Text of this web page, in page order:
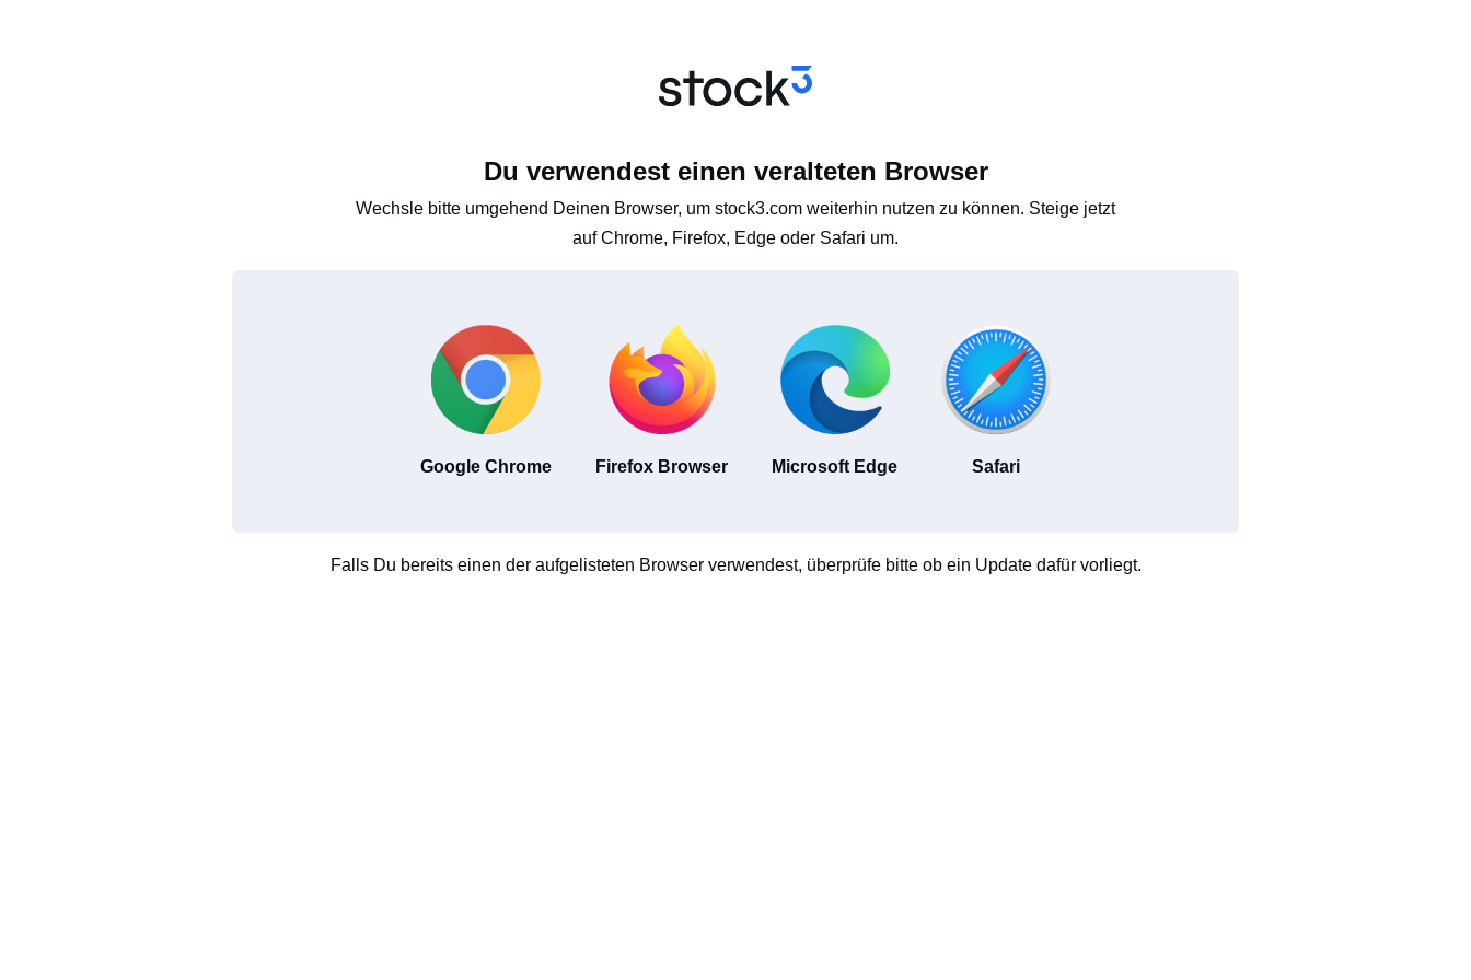
Du verwendest einen veralteten Browser
Wechsle bitte umgehend Deinen Browser, um stock3.com weiterhin nutzen zu können. Steige jetzt
auf Chrome, Firefox, Edge oder Safari um.
Google Chrome Firefox Browser Microsoft Edge Safari
Falls Du bereits einen der aufgelisteten Browser verwendest, überprüfe bitte ob ein Update dafür vorliegt.